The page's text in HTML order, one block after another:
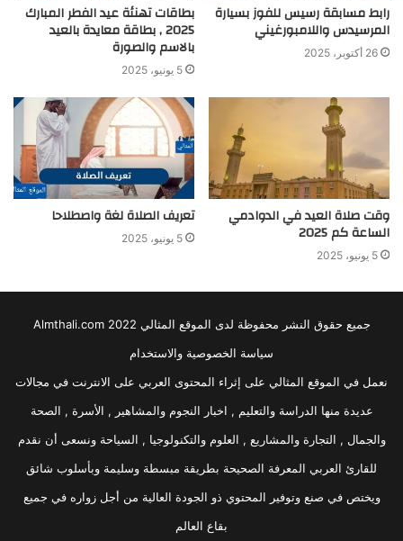
رابط مسابقة رسيس للفوز بسيارة
المرسيدس واللامبورغيني
26 أكتوبر، 2025
بطاقات تهنئة عيد الفطر المبارك
2025 , بطاقة معايدة بالعيد
بالاسم والصورة
5 يونيو، 2025
وقت صلاة العيد في الدوادمي
الساعة كم 2025
5 يونيو، 2025
تعريف الصلاة لغة واصطلاحا
5 يونيو، 2025
جميع حقوق النشر محفوظة لدى الموقع المثالي 2022 Almthali.com
سياسة الخصوصية والاستخدام
نعمل في الموقع المثالي على إثراء المحتوى العربي على الانترنت في مجالات
عديدة منها الدراسة والتعليم , اخبار النجوم والمشاهير , الأسرة , الصحة
والجمال , التجارة والمشاريع , العلوم والتكنولوجيا , السياحة ونسعى أن نقدم
للقارئ العربي المعرفة الصحيحة بطريقة مبسطة وسليمة وبأسلوب شائق
ويختص في صنع وتوفير المحتوي ذو الجودة العالية من أجل زواره في جميع
بقاع العالم